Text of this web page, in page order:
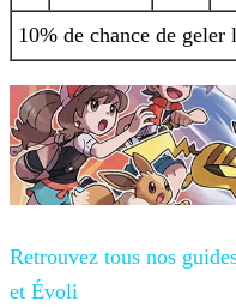
10% de chance de geler
Retrouvez tous nos
et Évoli